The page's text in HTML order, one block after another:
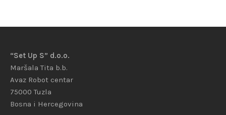
“Set Up S” d.o.o.
Maršala Tita b.b.
Avaz Robot centar
75000 Tuzla
Bosna i Hercegovina